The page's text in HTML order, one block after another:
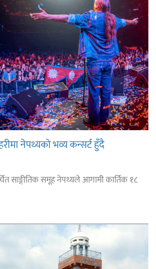
नेपथ्यको भव्य कन्सर्ट हुँदै
साङ्गीतिक समूह नेपथ्यले आगामी कार्तिक १८